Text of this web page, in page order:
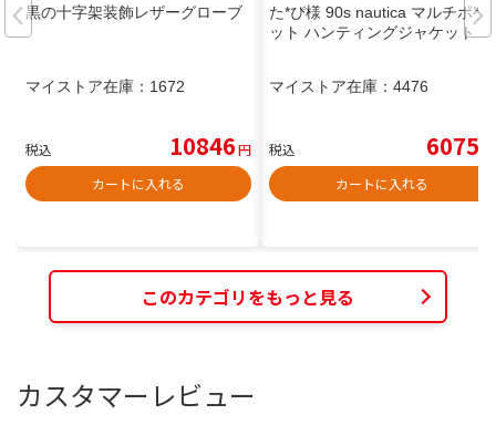
黒の十字架装飾レザーグローブ
マイストア在庫： 1672
税込 10846円
カートに入れる
た*ぴ様 90s nautica マルチポケ
ット ハンティングジャケット
マイストア在庫： 4476
税込 6075
カートに入れる
このカテゴリをもっと見る
カスタマーレビュー